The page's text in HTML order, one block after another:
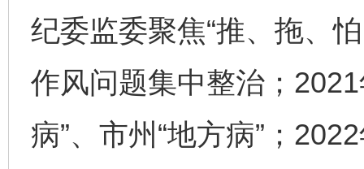
纪委监委聚焦“推、拖、
作风问题集中整治；
病”、市州“地方病”；